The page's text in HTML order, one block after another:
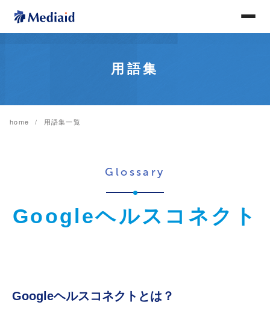
用語集
home 用語集一覧
Glossary
Googleヘルスコネクト
Googleヘルスコネクトとは？